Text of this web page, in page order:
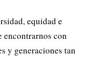
equidad e
encontrarnos con
y generaciones tan